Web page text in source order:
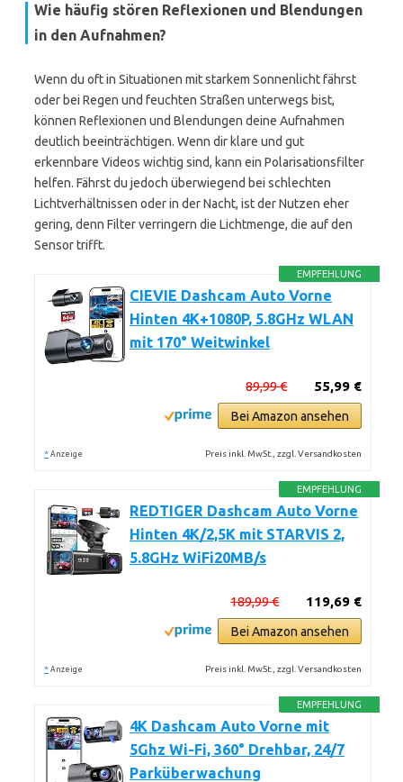
Wie häufig stören Reflexionen und Blendungen
in den Aufnahmen?
Wenn du oft in Situationen mit starkem Sonnenlicht fährst
oder bei Regen und feuchten Straßen unterwegs bist,
können Reflexionen und Blendungen deine Aufnahmen
deutlich beeinträchtigen. Wenn dir klare und gut
erkennbare Videos wichtig sind, kann ein Polarisationsfilter
helfen. Fährst du jedoch überwiegend bei schlechten
Lichtverhältnissen oder in der Nacht, ist der Nutzen eher
gering, denn Filter verringern die Lichtmenge, die auf den
Sensor trifft.
EMPFEHLUNG
CIEVIE Dashcam Auto Vorne
Hinten 4K+1080P, 5.8GHz WLAN
mit 170° Weitwinkel
55,99 €
89,99 €
Bei Amazon ansehen
* Anzeige Preis inkl. MwSt., zzgl. Versandkosten
EMPFEHLUNG
REDTIGER Dashcam Auto Vorne
Hinten 4K/2,5K mit STARVIS 2,
5.8GHz WiFi20MB/s
119,69 €
189,99 €
Bei Amazon ansehen
* Anzeige Preis inkl. MwSt., zzgl. Versandkosten
EMPFEHLUNG
4K Dashcam Auto Vorne mit
5Ghz Wi-Fi, 360° Drehbar, 24/7
Parküberwachung